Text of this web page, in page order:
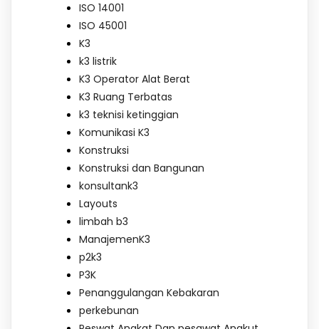
ISO 14001
ISO 45001
K3
k3 listrik
K3 Operator Alat Berat
K3 Ruang Terbatas
k3 teknisi ketinggian
Komunikasi K3
Konstruksi
Konstruksi dan Bangunan
konsultank3
Layouts
limbah b3
ManajemenK3
p2k3
P3K
Penanggulangan Kebakaran
perkebunan